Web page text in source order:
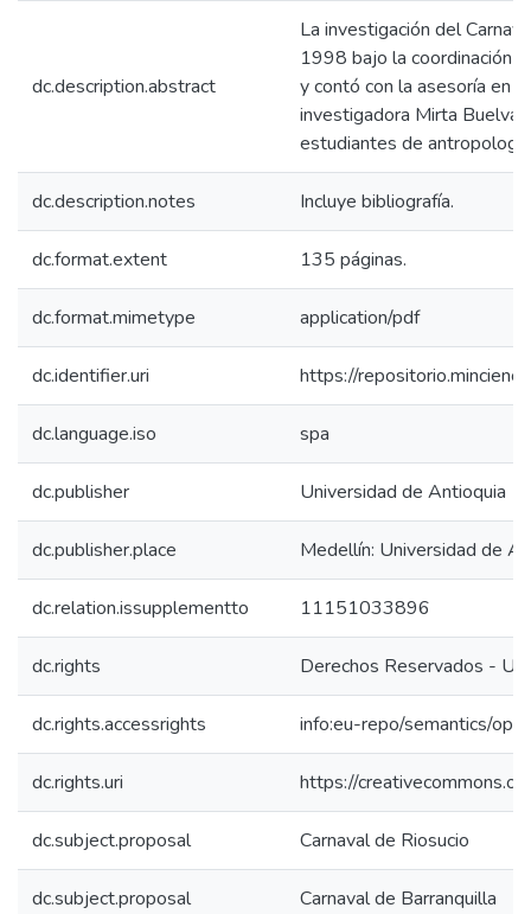
dc.description.abstract
La investigación del
1998 bajo la coordinación
y contó con la asesoría en
investigadora Mirta
estudiantes de
dc.description.notes Incluye bibliografía.
dc.format.extent 135 páginas.
dc.format.mimetype application/pdf
dc.identifier.uri https://
dc.language.iso spa
dc.publisher Universidad de Antioquia
dc.publisher.place Medellín: Universidad de
dc.relation.issupplementto 11151033896
dc.rights Derechos Reservados -
dc.rights.accessrights info:eu-repo/semantics/
dc.rights.uri https://
dc.subject.proposal Carnaval de Riosucio
dc.subject.proposal Carnaval de Barranquilla